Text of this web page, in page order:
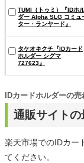
TUMI（トゥミ）『IDホ
ダー Alpha SLG コミュ
ター・ランヤード』
タケオキクチ『IDカード
ホルダー シグマ
727623』
通販サイト
IDカードホルダーの
楽天市場でのIDカー
てください。